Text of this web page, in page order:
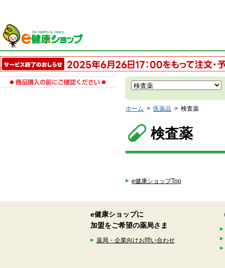
ホーム > 医薬品 > 検査薬
検査薬
e健康ショップTop
e健康ショップに
加盟をご希望の薬局さま
薬局・企業向けお問い合わせ